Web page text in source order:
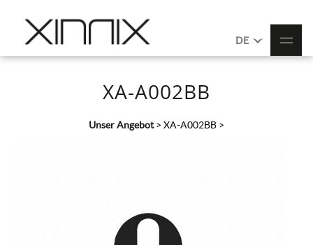
DE
XA-A002BB
Unser Angebot> XA-A002BB >